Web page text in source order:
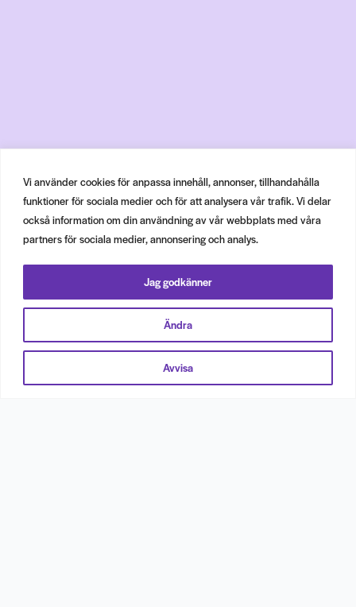
Vi använder cookies för anpassa innehåll, annonser, tillhandahålla
funktioner för sociala medier och för att analysera vår trafik. Vi delar
också information om din användning av vår webbplats med våra
partners för sociala medier, annonsering och analys.
Ändra
Avvisa
Jag godkänner